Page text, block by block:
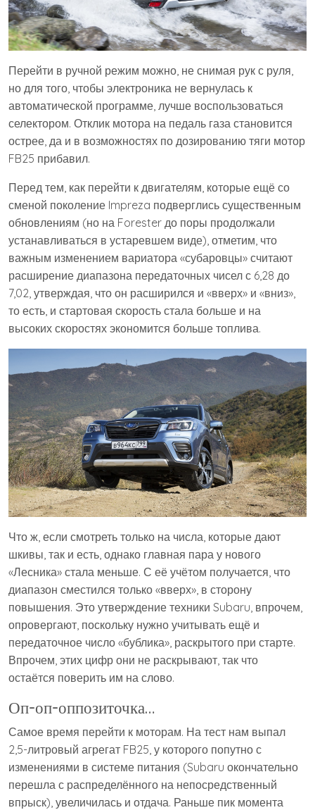
Перейти в ручной режим можно, не снимая рук с руля,
но для того, чтобы электроника не вернулась к
автоматической программе, лучше воспользоваться
селектором. Отклик мотора на педаль газа становится
острее, да и в возможностях по дозированию тяги мотор
FB25 прибавил.
Перед тем, как перейти к двигателям, которые ещё со
сменой поколение Impreza подверглись существенным
обновлениям (но на Forester до поры продолжали
устанавливаться в устаревшем виде), отметим, что
важным изменением вариатора «субаровцы» считают
расширение диапазона передаточных чисел с 6,28 до
7,02, утверждая, что он расширился и «вверх» и «вниз»,
то есть, и стартовая скорость стала больше и на
высоких скоростях экономится больше топлива.
Что ж, если смотреть только на числа, которые дают
шкивы, так и есть, однако главная пара у нового
«Лесника» стала меньше. С её учётом получается, что
диапазон сместился только «вверх», в сторону
повышения. Это утверждение техники Subaru, впрочем,
опровергают, поскольку нужно учитывать ещё и
передаточное число «бублика», раскрытого при старте.
Впрочем, этих цифр они не раскрывают, так что
остаётся поверить им на слово.
Оп-оп-оппозиточка…
Самое время перейти к моторам. На тест нам выпал
2,5-литровый агрегат FB25, у которого попутно с
изменениями в системе питания (Subaru окончательно
перешла с распределённого на непосредственный
впрыск), увеличилась и отдача. Раньше пик момента